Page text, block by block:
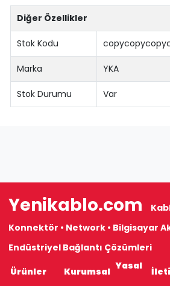
Diğer Özellikler
Stok Kodu
Marka YKA
Stok Durumu Var
Yenikablo.com
Konnektör • Network • Bilgisayar
Endüstriyel Bağlantı Çözümleri
Ürünler
Kurumsal Yasal